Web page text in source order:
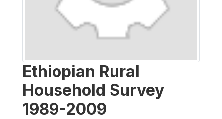
Ethiopian Rural
Household Survey
1989-2009